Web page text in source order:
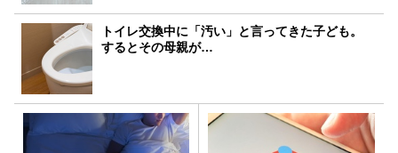
トイレ交換中に「汚い」と言ってきた子ども。
するとその母親が…